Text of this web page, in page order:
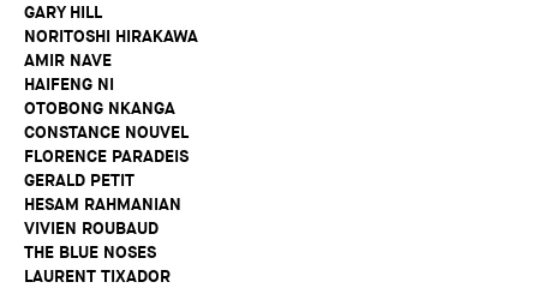
GARY HILL
NORITOSHI HIRAKAWA
AMIR NAVE
HAIFENG NI
OTOBONG NKANGA
CONSTANCE NOUVEL
FLORENCE PARADEIS
GERALD PETIT
HESAM RAHMANIAN
VIVIEN ROUBAUD
THE BLUE NOSES
LAURENT TIXADOR